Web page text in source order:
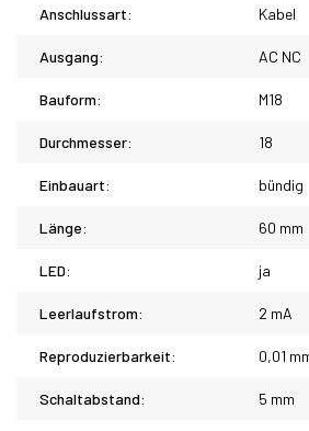
Anschlussart: Kabel
Ausgang: AC NC
Bauform: M18
Durchmesser: 18
Einbauart: bündig
Länge: 60 mm
LED: ja
Leerlaufstrom: 2 mA
Reproduzierbarkeit: 0,01
Schaltabstand: 5 mm